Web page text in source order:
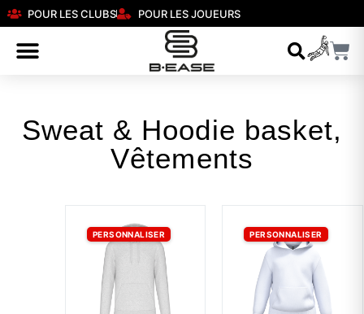
POUR LES CLUBS POUR LES JOUEURS
Sweat & Hoodie basket,
Vêtements
PERSONNALISER PERSONNALISER